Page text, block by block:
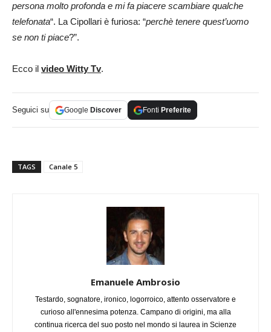
persona molto profonda e mi fa piacere scambiare qualche
telefonata“. La Cipollari è furiosa: “perchè tenere quest’uomo
se non ti piace?”.
Ecco il video Witty Tv.
Seguici su Google Discover Fonti Preferite
TAGS Canale 5
Emanuele Ambrosio
Testardo, sognatore, ironico, logorroico, attento osservatore e
curioso all'ennesima potenza. Campano di origini, ma alla
continua ricerca del suo posto nel mondo si laurea in Scienze